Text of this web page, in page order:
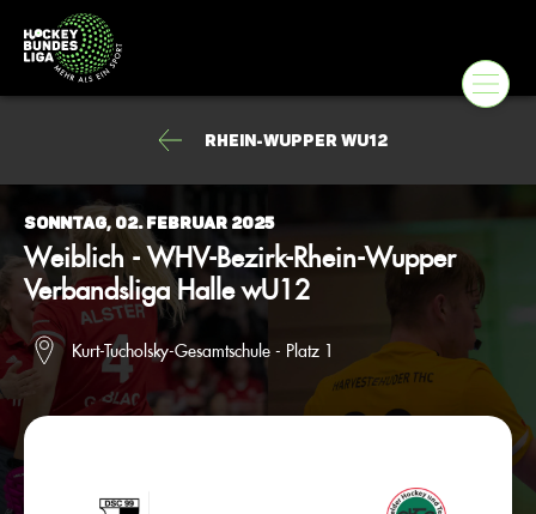
Rhein-Wupper wU12
Sonntag, 02. Februar 2025
Weiblich - WHV-Bezirk-Rhein-Wupper
Verbandsliga Halle wU12
Kurt-Tucholsky-Gesamtschule - Platz 1